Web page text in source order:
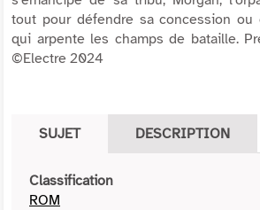
tout pour défendre sa concession ou
qui arpente les champs de bataille.
©Electre 2024
SUJET DESCRIPTION
Classification
ROM